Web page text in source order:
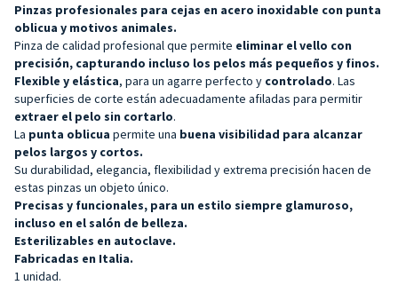
Pinzas profesionales para cejas en acero inoxidable con punta
oblicua y motivos animales.
Pinza de calidad profesional que permite eliminar el vello con
precisión, capturando incluso los pelos más pequeños y finos.
Flexible y elástica, para un agarre perfecto y controlado. Las
superficies de corte están adecuadamente afiladas para permitir
extraer el pelo sin cortarlo.
La punta oblicua permite una buena visibilidad para alcanzar
pelos largos y cortos.
Su durabilidad, elegancia, flexibilidad y extrema precisión hacen de
estas pinzas un objeto único.
Precisas y funcionales, para un estilo siempre glamuroso,
incluso en el salón de belleza.
Esterilizables en autoclave.
Fabricadas en Italia.
1 unidad.